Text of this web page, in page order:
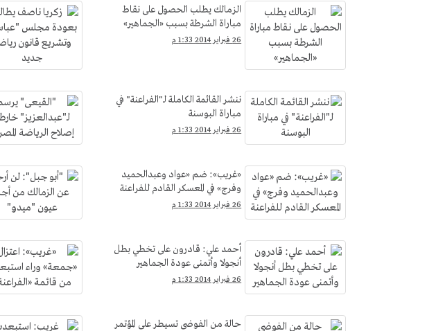
الزمالك يطلب الحصول على نقاط
مباراة الشرطة بسبب «الجماهير»
26 فبراير 2014 1:33 م
ننشر القائمة الكاملة لـ"الفراعنة" في
مباراة البوسنة
26 فبراير 2014 1:33 م
«غريب»: ضم «عواد وعبدالحميد
وفرج» في المعسكر القادم للفراعنة
26 فبراير 2014 1:33 م
أحمد علي: قادرون على تخطي بطل
أنجولا وأتمنى عودة الجماهير
26 فبراير 2014 1:33 م
حالة من الفوضى تسيطر على المؤتمر